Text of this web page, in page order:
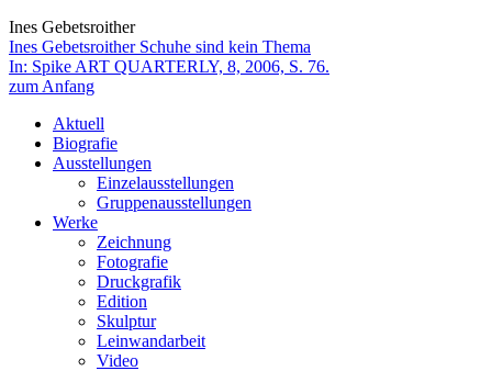
Ines Gebetsroither
Ines Gebetsroither Schuhe sind kein Thema
In: Spike ART QUARTERLY, 8, 2006, S. 76.
zum Anfang
Aktuell
Biografie
Ausstellungen
Einzelausstellungen
Gruppenausstellungen
Werke
Zeichnung
Fotografie
Druckgrafik
Edition
Skulptur
Leinwandarbeit
Video